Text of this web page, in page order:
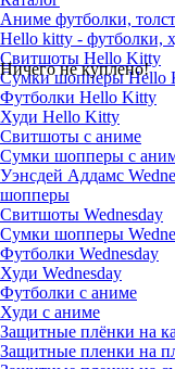
Ничего не куплено!
Аниме футболки,
Hello kitty - футболки,
Свитшоты Hello Kitty
Сумки шопперы Hello
Футболки Hello Kitty
Худи Hello Kitty
Свитшоты с аниме
Сумки шопперы с
Уэнсдей Аддамс
шопперы
Свитшоты Wednesday
Сумки шопперы
Футболки Wednesday
Худи Wednesday
Футболки с аниме
Худи с аниме
Защитные плёнки на
Защитные пленки на